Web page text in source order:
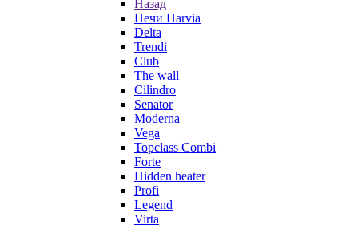
Назад
Печи Harvia
Delta
Trendi
Club
The wall
Cilindro
Senator
Moderna
Vega
Topclass Combi
Forte
Hidden heater
Profi
Legend
Virta